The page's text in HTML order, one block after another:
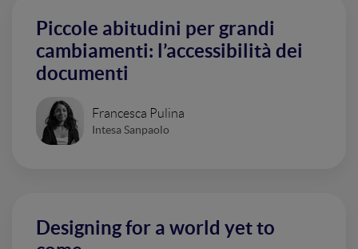
Piccole abitudini per grandi
cambiamenti: l’accessibilità dei
documenti
Francesca Pulina
Intesa Sanpaolo
Designing for a world yet to